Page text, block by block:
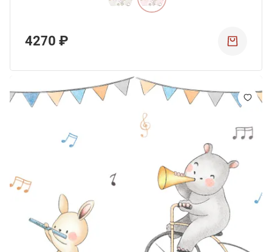
4270 ₽